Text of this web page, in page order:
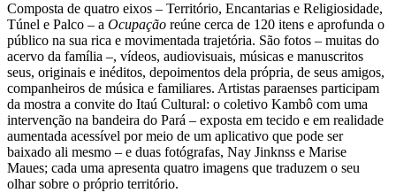
Composta de quatro eixos – Território, Encantarias e Religiosidade,
Túnel e Palco – a Ocupação reúne cerca de 120 itens e aprofunda o
público na sua rica e movimentada trajetória. São fotos – muitas do
acervo da família –, vídeos, audiovisuais, músicas e manuscritos
seus, originais e inéditos, depoimentos dela própria, de seus amigos,
companheiros de música e familiares. Artistas paraenses participam
da mostra a convite do Itaú Cultural: o coletivo Kambô com uma
intervenção na bandeira do Pará – exposta em tecido e em realidade
aumentada acessível por meio de um aplicativo que pode ser
baixado ali mesmo – e duas fotógrafas, Nay Jinknss e Marise
Maues; cada uma apresenta quatro imagens que traduzem o seu
olhar sobre o próprio território.